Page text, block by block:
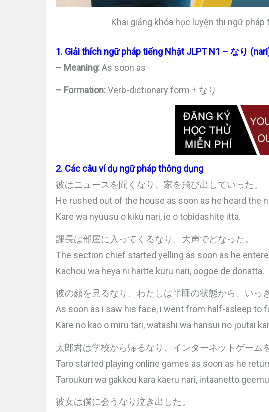
Khai giảng khóa học luyện thi ngữ
1. Giải thích ngữ pháp tiếng Nhật JLPT N1 – なり
– Meaning:As soon as
– Formation:Verb-dictionary form + なり
2. Các câu ví dụ ngữ pháp thông dụng
彼はニュースを聞くなり、家を飛び出していった。
He rushed out of the house as soon as he heard the
Kare wa nyuusu o kiku nari, ie o tobidashite itta.
課長は部屋に入ってくるなり、大声でどなった。
The section chief started yelling as soon as he
Kachou wa heya ni haitte kuru nari, oogoe de donatta.
彼の顔を見るなり、わたしは半睡の状態から、いっ
As soon as i saw his face, i went from half-asleep to
Kare no kao o miru tari, watashi wa hansui no joutai
太郎君は学校から帰るなり、インターネットゲーム
Taro started playing online games as soon as he
Taroukun wa gakkou kara kaeru nari, intaanetto
彼女は僕に会うなり泣き出した。